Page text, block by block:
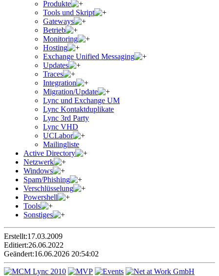
Produkte
Tools und Skript
Gateways
Betrieb
Monitoring
Hosting
Exchange Unified Messaging
Updates
Traces
Integration
Migration/Update
Lync und Exchange UM
Lync Kontaktduplikate
Lync 3rd Party
Lync VHD
UCLabor
Mailingliste
Active Directory
Netzwerk
Windows
Spam/Phishing
Verschlüsselung
Powershell
Tools
Sonstiges
Erstellt:17.03.2009
Editiert:26.06.2022
Geändert:16.06.2026 20:54:02